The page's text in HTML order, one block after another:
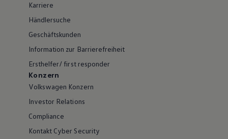
Karriere
Händlersuche
Geschäftskunden
Information zur Barrierefreiheit
Ersthelfer/ first responder
Konzern
Volkswagen Konzern
Investor Relations
Compliance
Kontakt Cyber Security